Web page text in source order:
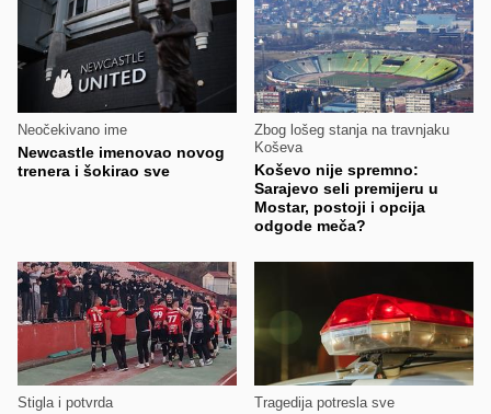
Neočekivano ime
Newcastle imenovao novog
trenera i šokirao sve
Zbog lošeg stanja na travnjaku
Koševa
Koševo nije spremno:
Sarajevo seli premijeru u
Mostar, postoji i opcija
odgode meča?
Stigla i potvrda Tragedija potresla sve